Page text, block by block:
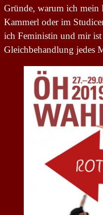
Gründe, warum ich mein
Kammerl oder im
ich Feministin und mir
Gleichbehandlung jedes